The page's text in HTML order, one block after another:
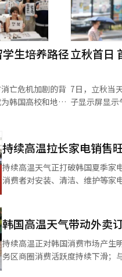
生培养路径
亡危机加剧的背
韩国高校和地方
、劳动力市场和
学生政策进行了
釜山、庆尚北道庆
区的访谈及私立
显示，韩国外国
、来源国更加多
士留学生总数的
立秋首日
7日，立秋当
子显示屏显
持续高温拉长家电销售
持续高温天气正打破韩国夏季家
消费者对安装、清洁、维护等家电
此8月市场一般进入销售淡季。但今
样受益
韩国高温天气带动外卖
持续高温正对韩国消费市场产生
务区商圈消费活跃度持续下滑；与此同时，外卖订单